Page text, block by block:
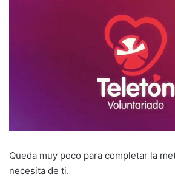
Queda muy poco para completar la
necesita de ti.